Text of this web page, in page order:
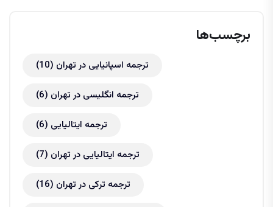
برچسب‌ها
ترجمه اسپانیایی در تهران (10)
ترجمه انگلیسی در تهران (6)
ترجمه ایتالیایی (6)
ترجمه ایتالیایی در تهران (7)
ترجمه ترکی در تهران (16)